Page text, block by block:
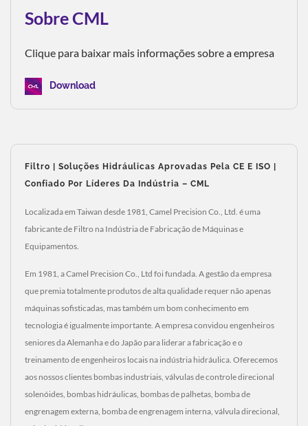
Sobre CML
Clique para baixar mais informações sobre a empresa
Download
Filtro | Soluções Hidráulicas Aprovadas Pela CE E ISO |
Confiado Por Líderes Da Indústria – CML
Localizada em Taiwan desde 1981, Camel Precision Co., Ltd. é uma
fabricante de Filtro na Indústria de Fabricação de Máquinas e
Equipamentos.
Em 1981, a Camel Precision Co., Ltd foi fundada. A gestão da empresa
que premia totalmente produtos de alta qualidade requer não apenas
máquinas sofisticadas, mas também um bom conhecimento em
tecnologia é igualmente importante. A empresa convidou engenheiros
seniores da Alemanha e do Japão para liderar a fabricação e o
treinamento de engenheiros locais na indústria hidráulica. Oferecemos
aos nossos clientes bombas industriais, válvulas de controle direcional
solenóides, bombas hidráulicas, bombas de palhetas, bomba de
engrenagem externa, bomba de engrenagem interna, válvula direcional,